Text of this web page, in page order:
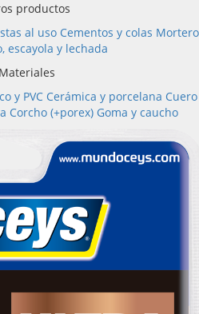
productos
al uso Cementos y colas
escayola y lechada
Materiales
y PVC Cerámica y porcelana Cuero
Corcho (+porex) Goma y caucho